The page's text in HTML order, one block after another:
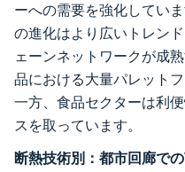
ーへの需要を強化してい
の進化はより広いトレン
ェーンネットワークが成
品における大量パレット
一方、食品セクターは利
スを取っています。
断熱技術別：都市回廊で